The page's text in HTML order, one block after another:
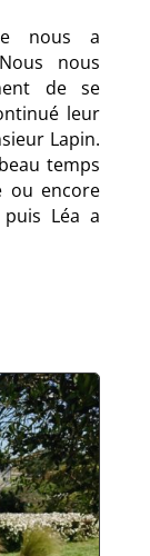
nous a
nous
de se
leur
Lapin.
temps
ou encore
Léa a